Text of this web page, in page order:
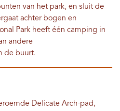
van het park, en sluit de
achter bogen en
Park heeft één camping in
andere
de buurt.
Delicate Arch-pad,